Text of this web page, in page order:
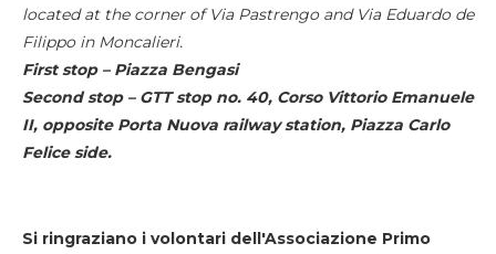
located at the corner of Via Pastrengo and Via Eduardo de
Filippo in Moncalieri.
First stop – Piazza Bengasi
Second stop – GTT stop no. 40, Corso Vittorio Emanuele
II, opposite Porta Nuova railway station, Piazza Carlo
Felice side.
Si ringraziano i volontari dell'Associazione Primo